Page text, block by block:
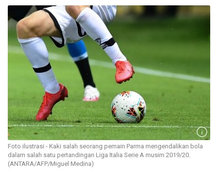
Foto ilustrasi - Kaki salah seorang pemain Parma mengendalikan bola
dalam salah satu pertandingan Liga Italia Serie A musim 2019/20.
(ANTARA/AFP/Miguel Medina)